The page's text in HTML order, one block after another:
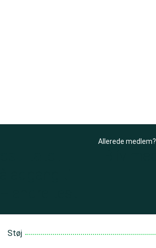
Allerede medlem?
Støj